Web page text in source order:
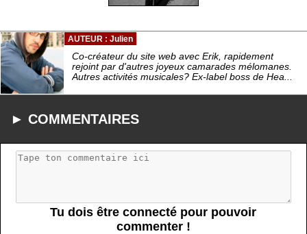
AUTEUR : Julien
Co-créateur du site web avec Erik, rapidement
rejoint par d'autres joyeux camarades mélomanes.
Autres activités musicales? Ex-label boss de Hea...
► COMMENTAIRES
Tu dois être connecté pour pouvoir
commenter !